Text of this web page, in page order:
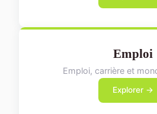
Emploi
Emploi, carrière et
Explorer →